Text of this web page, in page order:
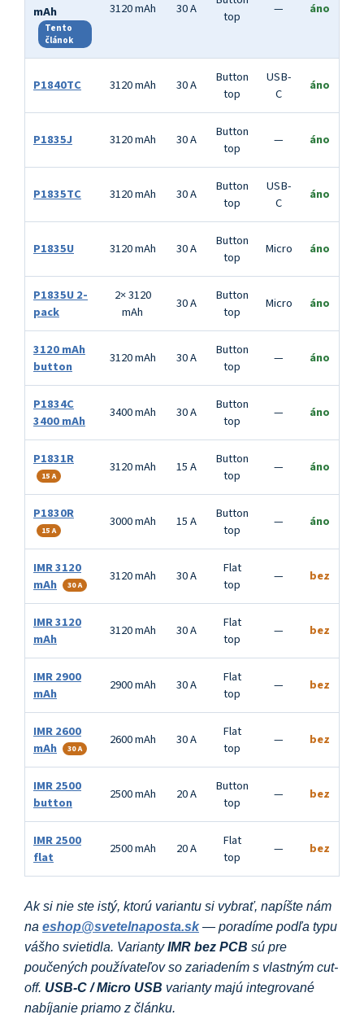
mAh
Tento
článok
3120 mAh 30 A
top
— áno
P1840TC 3120 mAh 30 A
Button
top
USB-
C
áno
P1835J 3120 mAh 30 A
Button
top
— áno
P1835TC 3120 mAh 30 A
Button
top
USB-
C
áno
P1835U 3120 mAh 30 A
Button
top
Micro áno
P1835U 2-
pack
2× 3120
mAh
30 A
Button
top
Micro áno
3120 mAh
button
3120 mAh 30 A
Button
top
— áno
P1834C
3400 mAh
3400 mAh 30 A
Button
top
— áno
P1831R
15 A
3120 mAh 15 A
Button
top
— áno
P1830R
15 A
3000 mAh 15 A
Button
top
— áno
IMR 3120
mAh
30 A
3120 mAh 30 A
Flat
top
— bez
IMR 3120
mAh
3120 mAh 30 A
Flat
top
— bez
IMR 2900
mAh
2900 mAh 30 A
Flat
top
— bez
IMR 2600
mAh
30 A
2600 mAh 30 A
Flat
top
— bez
IMR 2500
button
2500 mAh 20 A
Button
top
— bez
IMR 2500
flat
2500 mAh 20 A
Flat
top
— bez
Ak si nie ste istý, ktorú variantu si vybrať, napíšte nám
na eshop@svetelnaposta.sk— poradíme podľa typu
vášho svietidla. VariantyIMR bez PCB sú pre
poučených používateľov so zariadením s vlastným cut-
off. USB-C / Micro USB varianty majú integrované
nabíjanie priamo z článku.